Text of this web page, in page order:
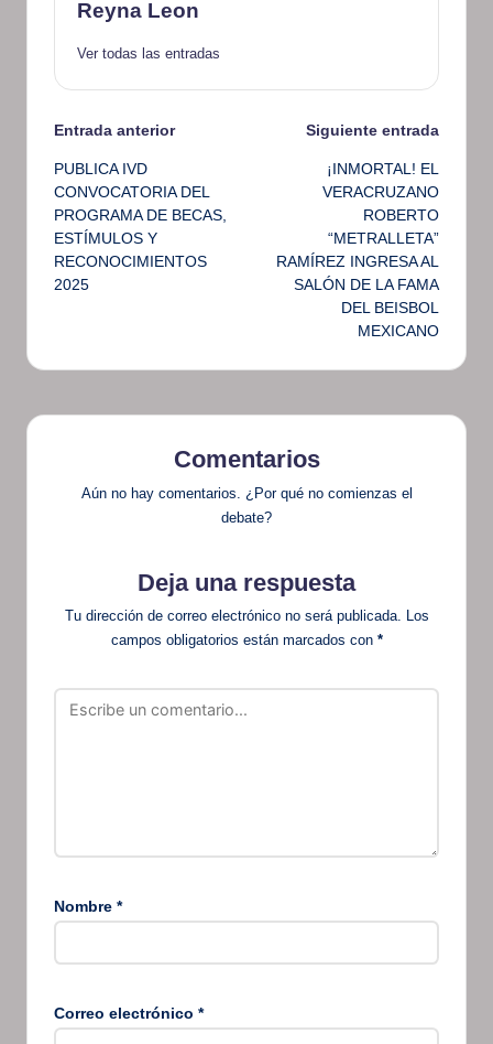
Reyna Leon
Ver todas las entradas
Navegación
de
entradas
Entrada anterior
PUBLICA IVD
CONVOCATORIA DEL
PROGRAMA DE BECAS,
ESTÍMULOS Y
RECONOCIMIENTOS
2025
Siguiente entrada
¡INMORTAL! EL
VERACRUZANO
ROBERTO
“METRALLETA”
RAMÍREZ INGRESA AL
SALÓN DE LA FAMA
DEL BEISBOL
MEXICANO
Comentarios
Aún no hay comentarios. ¿Por qué no comienzas el
debate?
Deja una respuesta
Tu dirección de correo electrónico no será publicada. Los
campos obligatorios están marcados con *
Nombre *
Correo electrónico *